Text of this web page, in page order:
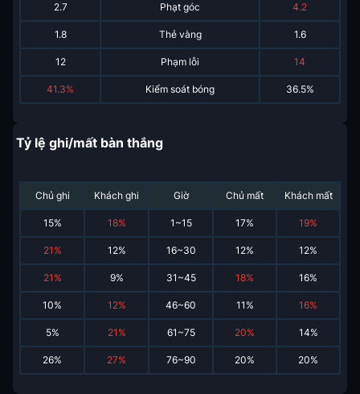
2.7 Phạt góc 4.2
1.8 Thẻ vàng 1.6
12 Phạm lỗi 14
41.3% Kiểm soát bóng 36.5%
Tỷ lệ ghi/mất bàn thắng
Chủ ghi Khách ghi Giờ Chủ mất Khách mất
15% 18% 1~15 17% 19%
21 % 12% 16~30 12% 12%
21 % 9% 31~45 18% 16%
10% 12% 46~60 11 % 16%
5% 21 % 61~75 20% 14%
26% 27% 76~90 20% 20%